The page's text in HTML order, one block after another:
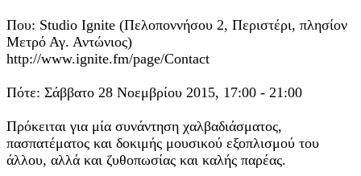
Που: Studio Ignite (Πελοποννήσου 2, Περιστέρι, πλησίον
Μετρό Αγ. Αντώνιος)
http://www.ignite.fm/page/Contact
Πότε: Σάββατο 28 Νοεμβρίου 2015, 17:00 - 21:00
Πρόκειται για μία συνάντηση χαλβαδιάσματος,
πασπατέματος και δοκιμής μουσικού εξοπλισμού του
άλλου, αλλά και ζυθοπωσίας και καλής παρέας.